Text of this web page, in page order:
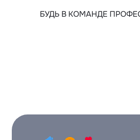
БУДЬ В КОМАНДЕ